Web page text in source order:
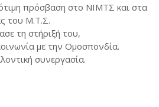
πρόσβαση στο ΝΙΜΤΣ και στα
του Μ.Τ.Σ.
τη στήριξή του,
με την Ομοσπονδία.
συνεργασία.